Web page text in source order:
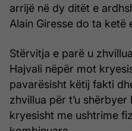
arrijë në dy ditët e
Alain Giresse do ta ketë
Stërvitja e parë u
Hajvali nëpër mot
pavarësisht këtij fakti
zhvillua për t’u
kryesisht me ushtrime